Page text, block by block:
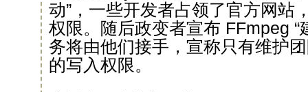
动”，一些开发者占领了官方网站
权限。随后政变者宣布 FFmpeg “
务将由他们接手，宣称只有维护
的写入权限。